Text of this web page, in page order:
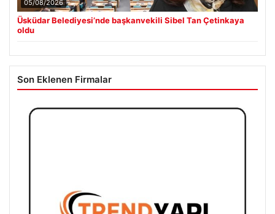
05/08/2026
Üsküdar Belediyesi’nde başkanvekili Sibel Tan Çetinkaya
oldu
Son Eklenen Firmalar